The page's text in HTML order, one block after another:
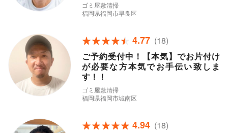
ゴミ屋敷清掃
福岡県福岡市早良区
4.77 (18)
ご予約受付中！【本気】でお片付け
が必要な方本気でお手伝い致しま
す！！
ゴミ屋敷清掃
福岡県福岡市城南区
4.94 (18)